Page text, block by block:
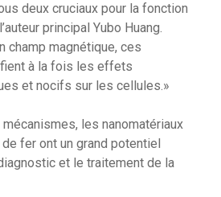
deux cruciaux pour la fonction
principal Yubo Huang.
champ magnétique, ces
à la fois les effets
et nocifs sur les cellules.»
les nanomatériaux
fer ont un grand potentiel
et le traitement de la